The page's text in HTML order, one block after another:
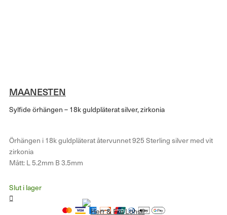
MAANESTEN
Sylfide örhängen – 18k guldpläterat silver, zirkonia
Örhängen i 18k guldpläterat återvunnet 925 Sterling silver med vit
zirkonia
Mått: L 5.2mm B 3.5mm
Slut i lager